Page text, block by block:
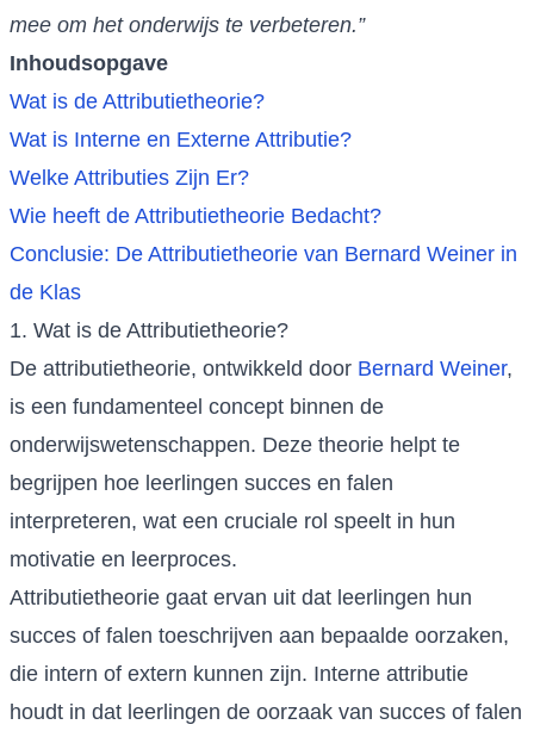
mee om het onderwijs te verbeteren.”
Inhoudsopgave
Wat is de Attributietheorie?
Wat is Interne en Externe Attributie?
Welke Attributies Zijn Er?
Wie heeft de Attributietheorie Bedacht?
Conclusie: De Attributietheorie van Bernard Weiner in
de Klas
1. Wat is de Attributietheorie?
De attributietheorie, ontwikkeld door Bernard Weiner,
is een fundamenteel concept binnen de
onderwijswetenschappen. Deze theorie helpt te
begrijpen hoe leerlingen succes en falen
interpreteren, wat een cruciale rol speelt in hun
motivatie en leerproces.
Attributietheorie gaat ervan uit dat leerlingen hun
succes of falen toeschrijven aan bepaalde oorzaken,
die intern of extern kunnen zijn. Interne attributie
houdt in dat leerlingen de oorzaak van succes of falen